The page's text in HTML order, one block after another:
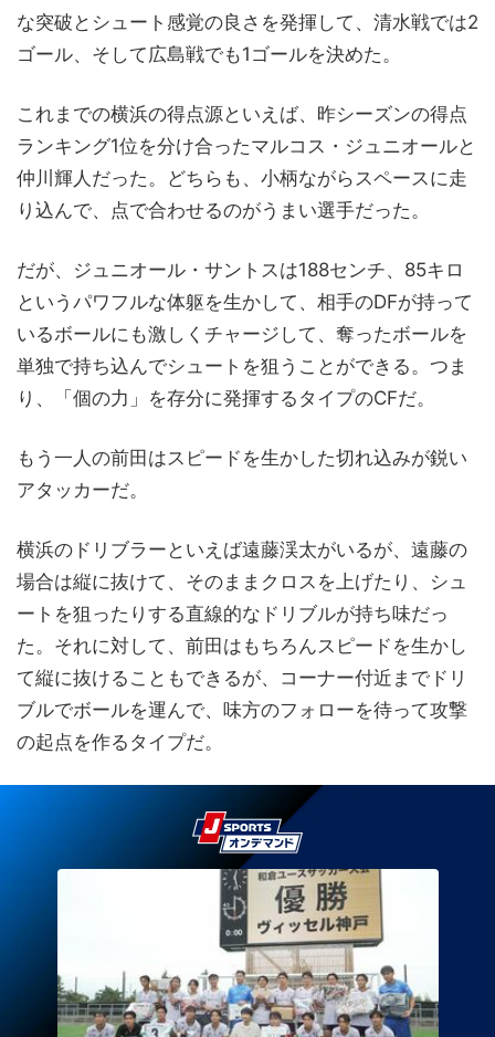
な突破とシュート感覚の良さを発揮して、清水戦では2
ゴール、そして広島戦でも1ゴールを決めた。
これまでの横浜の得点源といえば、昨シーズンの得点
ランキング1位を分け合ったマルコス・ジュニオールと
仲川輝人だった。どちらも、小柄ながらスペースに走
り込んで、点で合わせるのがうまい選手だった。
だが、ジュニオール・サントスは188センチ、85キロ
というパワフルな体躯を生かして、相手のDFが持って
いるボールにも激しくチャージして、奪ったボールを
単独で持ち込んでシュートを狙うことができる。つま
り、「個の力」を存分に発揮するタイプのCFだ。
もう一人の前田はスピードを生かした切れ込みが鋭い
アタッカーだ。
横浜のドリブラーといえば遠藤渓太がいるが、遠藤の
場合は縦に抜けて、そのままクロスを上げたり、シュ
ートを狙ったりする直線的なドリブルが持ち味だっ
た。それに対して、前田はもちろんスピードを生かし
て縦に抜けることもできるが、コーナー付近までドリ
ブルでボールを運んで、味方のフォローを待って攻撃
の起点を作るタイプだ。